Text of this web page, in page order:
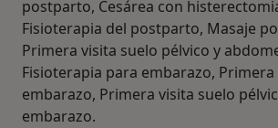
postparto, Cesárea con
Fisioterapia del postparto, Masaje
Primera visita suelo pélvico y
Fisioterapia para embarazo, Primera
embarazo, Primera visita suelo
embarazo.